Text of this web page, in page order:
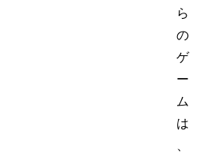
ら
の
ゲ
ー
ム
は